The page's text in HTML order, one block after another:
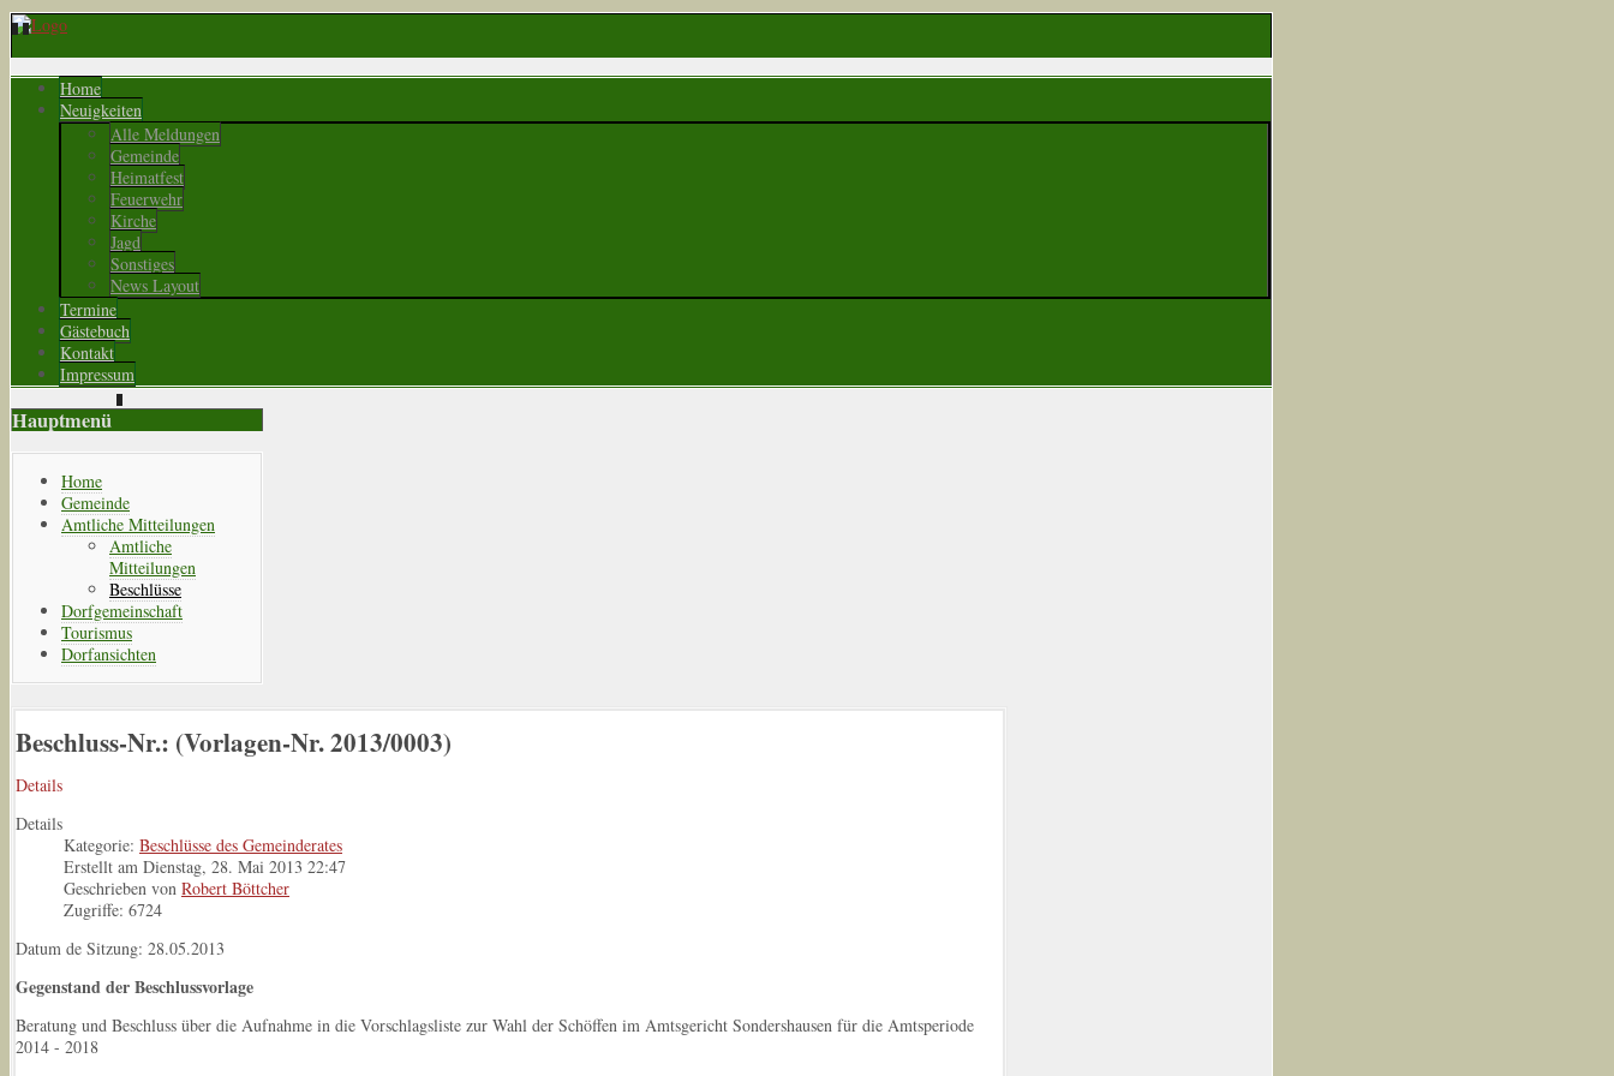
Home
Neuigkeiten
Alle Meldungen
Gemeinde
Heimatfest
Feuerwehr
Kirche
Jagd
Sonstiges
News Layout
Termine
Gästebuch
Kontakt
Impressum
Hauptmenü
Home
Gemeinde
Amtliche Mitteilungen
Amtliche
Mitteilungen
Beschlüsse
Dorfgemeinschaft
Tourismus
Dorfansichten
Beschluss-Nr.: (Vorlagen-Nr. 2013/0003)
Details
Details
Kategorie: Beschlüsse des Gemeinderates
Erstellt am Dienstag, 28. Mai 2013 22:47
Geschrieben von Robert Böttcher
Zugriffe: 6724
Datum de Sitzung: 28.05.2013
Gegenstand der Beschlussvorlage
Beratung und Beschluss über die Aufnahme in die Vorschlagsliste zur Wahl der Schöffen im Amtsgericht Sondershausen für die Amtsperiode
2014 - 2018